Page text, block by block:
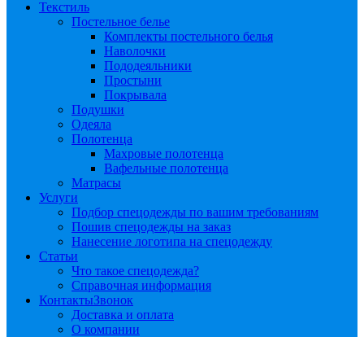
Текстиль
Постельное белье
Комплекты постельного белья
Наволочки
Пододеяльники
Простыни
Покрывала
Подушки
Одеяла
Полотенца
Махровые полотенца
Вафельные полотенца
Матрасы
Услуги
Подбор спецодежды по вашим требованиям
Пошив спецодежды на заказ
Нанесение логотипа на спецодежду
Статьи
Что такое спецодежда?
Справочная информация
КонтактыЗвонок
Доставка и оплата
О компании